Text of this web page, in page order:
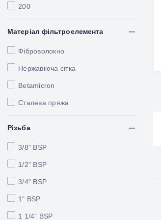
200
Матеріал фільтроелемента
Фіброволокно
Нержавіюча сітка
Betamicron
Сталева пряжа
Різьба
3/8" BSP
1/2" BSP
3/4" BSP
1" BSP
1 1/4" BSP